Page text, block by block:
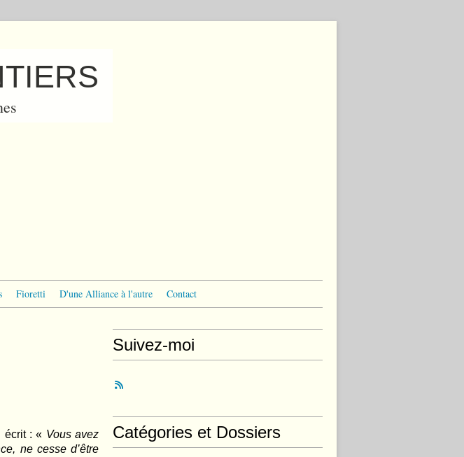
Fioretti D'une Alliance à l'autre Contact
écrit : « Vous avez
ne cesse d’être
Suivez-moi
Catégories et Dossiers